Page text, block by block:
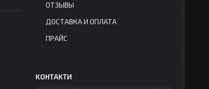
ОТЗЫВЫ
ДОСТАВКА И ОПЛАТА
ПРАЙС
КОНТАКТИ